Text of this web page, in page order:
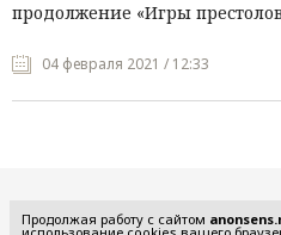
продолжение «Игры
04 февраля 2021 / 12:33
Продолжая работу с сайтом